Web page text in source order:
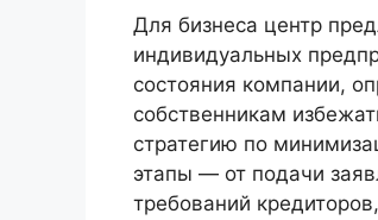
Для бизнеса центр
индивидуальных
состояния компании,
собственникам
стратегию по
этапы — от подачи
требований